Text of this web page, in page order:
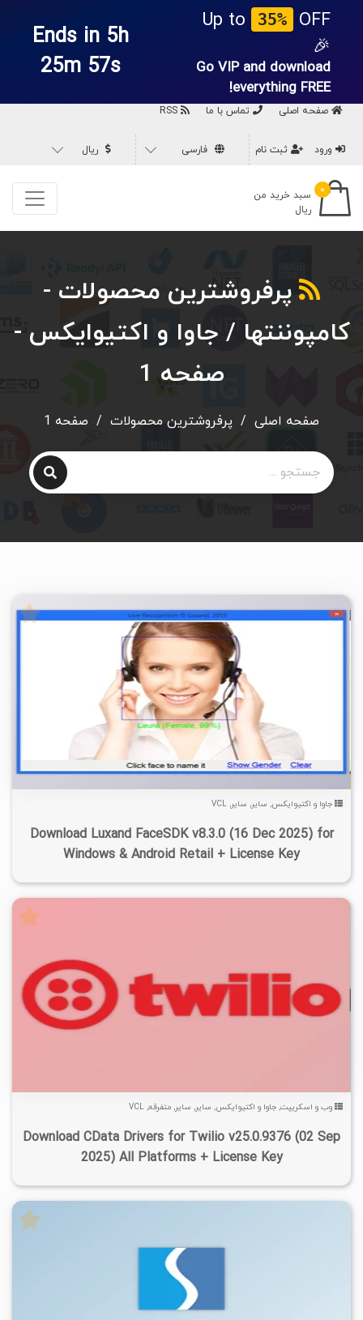
Up to 35%
OFF
🎉
Go VIP and download
everything FREE!
Ends in 5h
25m 55s
صفحه اصلی تماس با ما
ورود ثبت نام فارسی ریال
۰
سبد خرید من
ریال
پرفروشترین محصولات -
کامپوننتها / جاوا و اکتیوایکس -
صفحه 1
صفحه اصلی / پرفروشترین محصولات / صفحه 1
۲۶/۵K ۳۷/۳K ۱۴۰۴/۱۲/۰۳
جاوا و اکتیوایکس, سایر, سایر,
VCL
Download Luxand FaceSDK v8.3.0 (16 Dec 2025) for
Windows & Android Retail + License Key
۱۴۰۴/۰۸/۱۴ ۲
وب و اسکریپت, جاوا و اکتیوایکس, سایر, سایر, متفرقه,
VCL
Download CData Drivers for Twilio v25.0.9376 (02 Sep
2025) All Platforms + License Key
۱۰۳K ۱۴۰۵/۰۲/۲۷